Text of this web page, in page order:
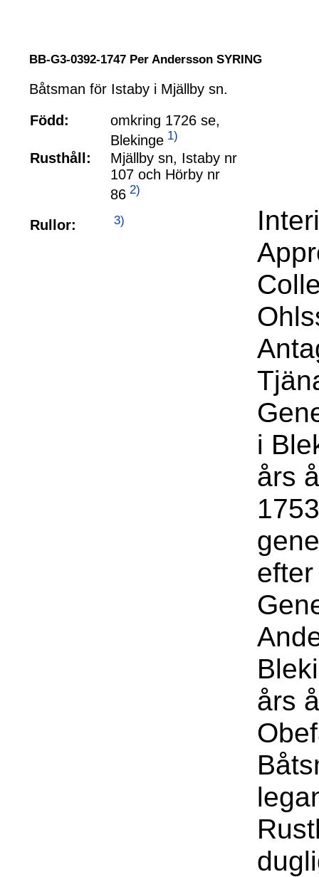
BB-G3-0392-1747 Per Andersson SYRING
Båtsman för Istaby i Mjällby sn.
Född:
omkring 1726 se,
Blekinge 1)
Rusthåll:
Mjällby sn, Istaby nr
107 och Hörby nr
86 2)
Rullor: 3)
i
års
års